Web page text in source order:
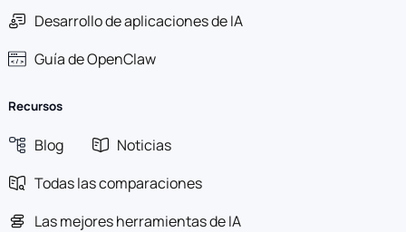
Desarrollo de aplicaciones de IA
Guía de OpenClaw
Recursos
Blog
Noticias
Todas las comparaciones
Las mejores herramientas de IA